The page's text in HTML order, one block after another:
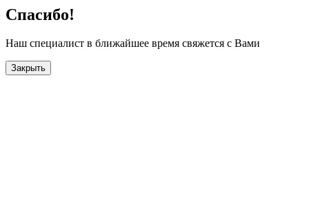
Спасибо!
Наш специалист в ближайшее время свяжется с Вами
Закрыть